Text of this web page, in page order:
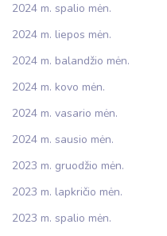
2024 m. spalio mėn.
2024 m. liepos mėn.
2024 m. balandžio mėn.
2024 m. kovo mėn.
2024 m. vasario mėn.
2024 m. sausio mėn.
2023 m. gruodžio mėn.
2023 m. lapkričio mėn.
2023 m. spalio mėn.